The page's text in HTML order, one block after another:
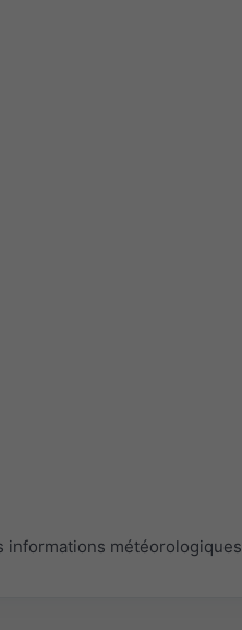
informations météorologiques